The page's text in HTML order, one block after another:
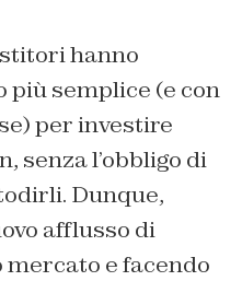
hanno
più semplice (e con
per investire
senza l’obbligo di
Dunque,
afflusso di
e facendo